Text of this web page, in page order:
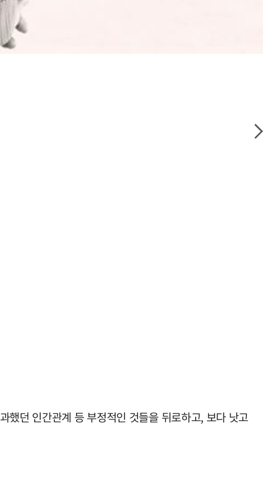
던 인간관계 등 부정적인 것들을 뒤로하고, 보다 낫고